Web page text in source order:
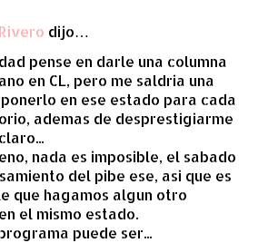
dijo…
pense en darle una columna
en CL, pero me saldria una
en ese estado para cada
ademas de desprestigiarme
nada es imposible, el sabado
del pibe ese, asi que es
que hagamos algun otro
el mismo estado.
puede ser...